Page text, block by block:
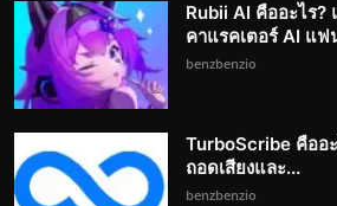
Rubii AI คืออะไร?
คาแรคเตอร์ AI แฟ
benzbenzio
TurboScribe คืออ
ถอดเสียงและ...
benzbenzio